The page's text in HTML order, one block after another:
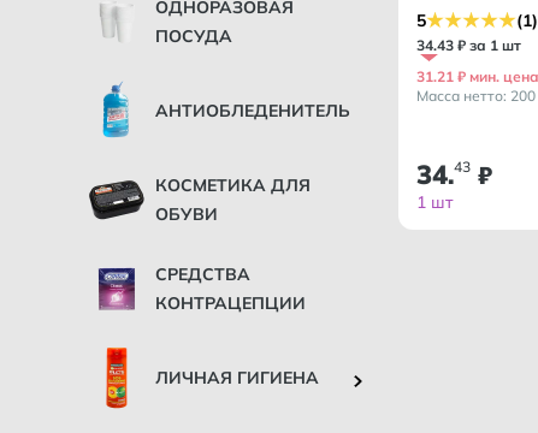
ОДНОРАЗОВАЯ
ПОСУДА
АНТИОБЛЕДЕНИТЕЛЬ
КОСМЕТИКА ДЛЯ
ОБУВИ
СРЕДСТВА
КОНТРАЦЕПЦИИ
ЛИЧНАЯ ГИГИЕНА
ТМ/
5 (1)
34.43 ₽ за 1 шт
31.21 ₽ мин.
Масса нетто: 200
34.43₽
1 шт